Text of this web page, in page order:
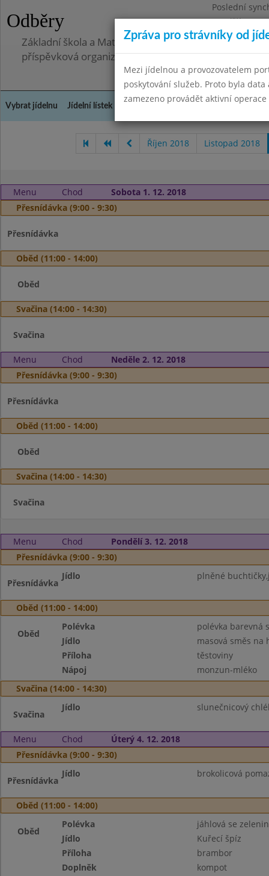
Odběry
Poslední
Pondělí
Základní škola a Mateřská škola Telnice, okres Brno-
příspěvková organizace
Vybrat jídelnu Jídelní lístek Kontakty a informace
Říjen 2018 Listopad 2018
Menu Chod
Sobota 1. 12. 2018
Přesnídávka (9:00 - 9:30)
Přesnídávka
Oběd (11:00 - 14:00)
Oběd
Svačina (14:00 - 14:30)
Svačina
Menu Chod
Neděle 2. 12. 2018
Přesnídávka (9:00 - 9:30)
Přesnídávka
Oběd (11:00 - 14:00)
Oběd
Svačina (14:00 - 14:30)
Svačina
Menu Chod
Pondělí 3. 12. 2018
Přesnídávka (9:00 - 9:30)
Přesnídávka
Jídlo plněné
Oběd (11:00 - 14:00)
Oběd
Polévka
polévka barevná
Jídlo
masová směs na
Příloha
těstoviny
Nápoj
monzun-mléko
Svačina (14:00 - 14:30)
Svačina
Jídlo slunečnicový
Menu Chod
Úterý 4. 12. 2018
Přesnídávka (9:00 - 9:30)
Přesnídávka
Jídlo brokolicová
Oběd (11:00 - 14:00)
Oběd
Polévka
jáhlová se
Jídlo
Kuřecí špíz
Příloha
brambor
Doplněk
kompot
Zpráva pro strávníky od
Mezi jídelnou a provozovatelem
poskytování služeb. Proto byla
zamezeno provádět aktivní